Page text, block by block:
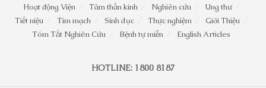
Hoạt động Viện Tâm thần kinh Nghiên cứu
Ung thư
Tiết niệu
Tim mạch Sinh dục Thực nghiệm
Giới Thiệu
Tóm Tắt Nghiên Cứu
Bệnh tự miễn English Articles
HOTLINE: 1800 8187